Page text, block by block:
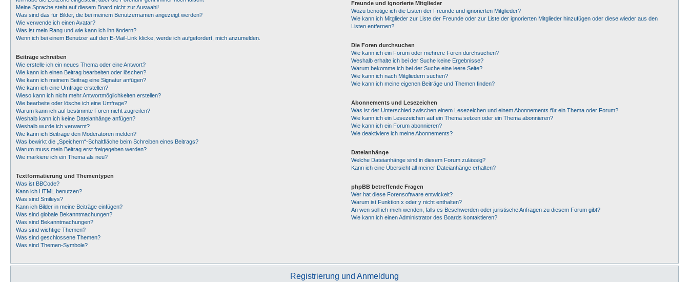
Meine Sprache steht auf diesem Board nicht zur Auswahl!
Was sind das für Bilder, die bei meinem Benutzernamen angezeigt werden?
Wie verwende ich einen Avatar?
Was ist mein Rang und wie kann ich ihn ändern?
Wenn ich bei einem Benutzer auf den E-Mail-Link klicke, werde ich aufgefordert, mich anzumelden.
Beiträge schreiben
Wie erstelle ich ein neues Thema oder eine Antwort?
Wie kann ich einen Beitrag bearbeiten oder löschen?
Wie kann ich meinem Beitrag eine Signatur anfügen?
Wie kann ich eine Umfrage erstellen?
Wieso kann ich nicht mehr Antwortmöglichkeiten erstellen?
Wie bearbeite oder lösche ich eine Umfrage?
Warum kann ich auf bestimmte Foren nicht zugreifen?
Weshalb kann ich keine Dateianhänge anfügen?
Weshalb wurde ich verwarnt?
Wie kann ich Beiträge den Moderatoren melden?
Was bewirkt die „Speichern“-Schaltfläche beim Schreiben eines Beitrags?
Warum muss mein Beitrag erst freigegeben werden?
Wie markiere ich ein Thema als neu?
Textformatierung und Thementypen
Was ist BBCode?
Kann ich HTML benutzen?
Was sind Smileys?
Kann ich Bilder in meine Beiträge einfügen?
Was sind globale Bekanntmachungen?
Was sind Bekanntmachungen?
Was sind wichtige Themen?
Was sind geschlossene Themen?
Was sind Themen-Symbole?
Freunde und ignorierte Mitglieder
Wozu benötige ich die Listen der Freunde und ignorierten Mitglieder?
Wie kann ich Mitglieder zur Liste der Freunde oder zur Liste der ignorierten Mitglieder hinzufügen oder diese wieder aus den
Listen entfernen?
Die Foren durchsuchen
Wie kann ich ein Forum oder mehrere Foren durchsuchen?
Weshalb erhalte ich bei der Suche keine Ergebnisse?
Warum bekomme ich bei der Suche eine leere Seite?
Wie kann ich nach Mitgliedern suchen?
Wie kann ich meine eigenen Beiträge und Themen finden?
Abonnements und Lesezeichen
Was ist der Unterschied zwischen einem Lesezeichen und einem Abonnements für ein Thema oder Forum?
Wie kann ich ein Lesezeichen auf ein Thema setzen oder ein Thema abonnieren?
Wie kann ich ein Forum abonnieren?
Wie deaktiviere ich meine Abonnements?
Dateianhänge
Welche Dateianhänge sind in diesem Forum zulässig?
Kann ich eine Übersicht all meiner Dateianhänge erhalten?
phpBB betreffende Fragen
Wer hat diese Forensoftware entwickelt?
Warum ist Funktion x oder y nicht enthalten?
An wen soll ich mich wenden, falls es Beschwerden oder juristische Anfragen zu diesem Forum gibt?
Wie kann ich einen Administrator des Boards kontaktieren?
Registrierung und Anmeldung